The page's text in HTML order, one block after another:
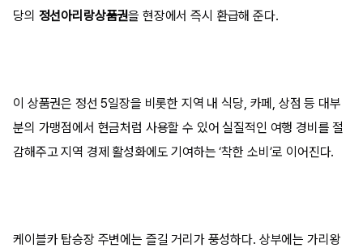
당의 정선아리랑상품권을 현장에서 즉시 환급해 준다.
이 상품권은 정선 5일장을 비롯한 지역 내 식당, 카페, 상점 등 대부
분의 가맹점에서 현금처럼 사용할 수 있어 실질적인 여행 경비를 절
감해주고 지역 경제 활성화에도 기여하는 ‘착한 소비’로 이어진다.
케이블카 탑승장 주변에는 즐길 거리가 풍성하다. 상부에는 가리왕